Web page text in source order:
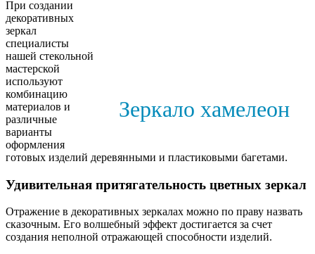
Зеркало хамелеон
При создании
декоративных
зеркал
специалисты
нашей стекольной
мастерской
используют
комбинацию
материалов и
различные
варианты
оформления
готовых изделий деревянными и пластиковыми багетами.
Удивительная притягательность цветных зеркал
Отражение в декоративных зеркалах можно по праву назвать
сказочным. Его волшебный эффект достигается за счет
создания неполной отражающей способности изделий.